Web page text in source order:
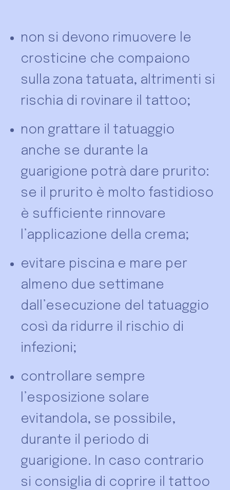
non si devono rimuovere le
crosticine che compaiono
sulla zona tatuata, altrimenti si
rischia di rovinare il tattoo;
non grattare il tatuaggio
anche se durante la
guarigione potrà dare prurito:
se il prurito è molto fastidioso
è sufficiente rinnovare
l’applicazione della crema;
evitare piscina e mare per
almeno due settimane
dall’esecuzione del tatuaggio
così da ridurre il rischio di
infezioni;
controllare sempre
l’esposizione solare
evitandola, se possibile,
durante il periodo di
guarigione. In caso contrario
si consiglia di coprire il tattoo